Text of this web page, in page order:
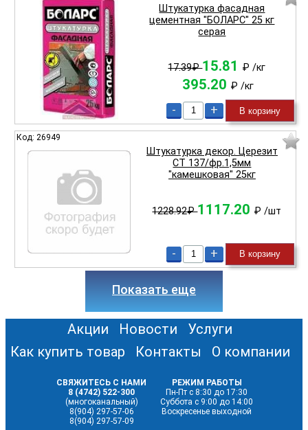
Штукатурка фасадная
цементная "БОЛАРС" 25 кг
серая
17.39₽15.81 ₽/кг
395.20 ₽ /кг
- + В корзину
Код: 26949
Штукатурка декор. Церезит
СТ 137/фр.1,5мм
"камешковая" 25кг
1228.92₽1117.20 ₽/шт
- + В корзину
Показать еще
Акции Новости
Услуги
Как купить товар
Контакты О компании
СВЯЖИТЕСЬ С НАМИ
8 (4742) 522-300
(многоканальный)
8(904) 297-57-06
8(904) 297-57-09
РЕЖИМ РАБОТЫ
Пн-Пт с 8:30 до 17:30
Суббота с 9:00 до 14:00
Воскресенье выходной